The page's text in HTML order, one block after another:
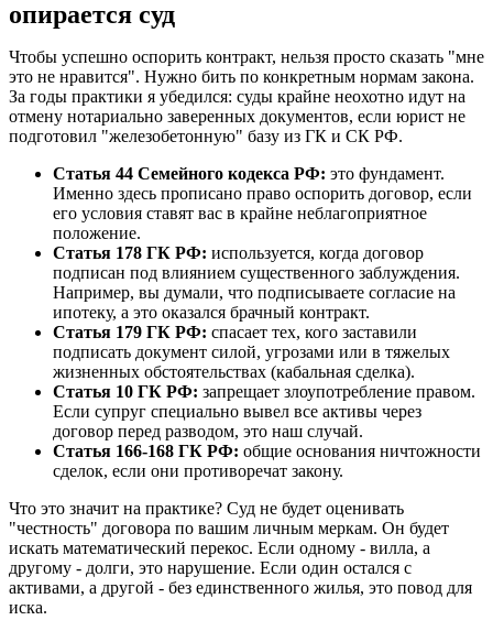
опирается суд
Чтобы успешно оспорить контракт, нельзя просто сказать "мне
это не нравится". Нужно бить по конкретным нормам закона.
За годы практики я убедился: суды крайне неохотно идут на
отмену нотариально заверенных документов, если юрист не
подготовил "железобетонную" базу из ГК и СК РФ.
Статья 44 Семейного кодекса РФ: это фундамент.
Именно здесь прописано право оспорить договор, если
его условия ставят вас в крайне неблагоприятное
положение.
Статья 178 ГК РФ: используется, когда договор
подписан под влиянием существенного заблуждения.
Например, вы думали, что подписываете согласие на
ипотеку, а это оказался брачный контракт.
Статья 179 ГК РФ: спасает тех, кого заставили
подписать документ силой, угрозами или в тяжелых
жизненных обстоятельствах (кабальная сделка).
Статья 10 ГК РФ: запрещает злоупотребление правом.
Если супруг специально вывел все активы через
договор перед разводом, это наш случай.
Статья 166-168 ГК РФ: общие основания ничтожности
сделок, если они противоречат закону.
Что это значит на практике? Суд не будет оценивать
"честность" договора по вашим личным меркам. Он будет
искать математический перекос. Если одному - вилла, а
другому - долги, это нарушение. Если один остался с
активами, а другой - без единственного жилья, это повод для
иска.